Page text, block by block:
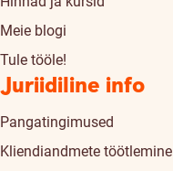
Meie blogi
Tule tööle!
Juriidiline info
Pangatingimused
Kliendiandmete töötlemine